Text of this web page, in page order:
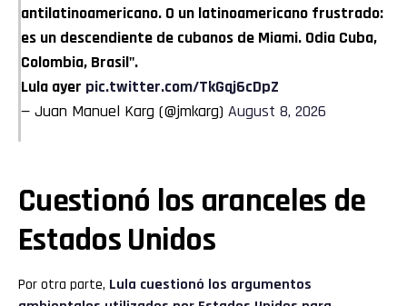
antilatinoamericano. O un latinoamericano frustrado:
es un descendiente de cubanos de Miami. Odia Cuba,
Colombia, Brasil".
Lula ayer pic.twitter.com/TkGqj6cDpZ
— Juan Manuel Karg (@jmkarg) August 8, 2026
Cuestionó los aranceles de
Estados Unidos
Por otra parte, Lula cuestionó los argumentos